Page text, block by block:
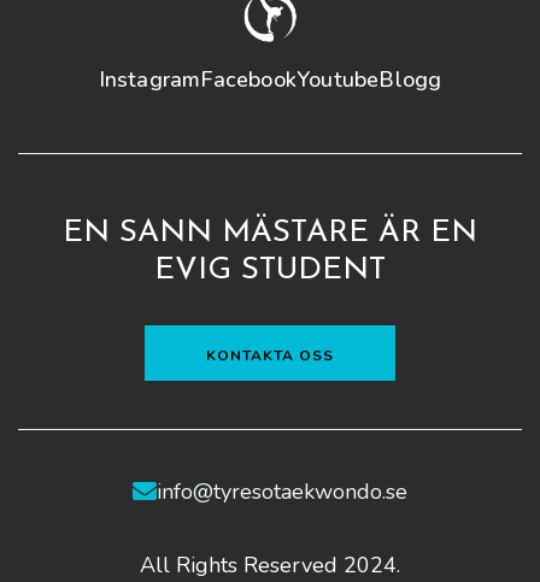
InstagramFacebookYoutubeBlogg
EN SANN MÄSTARE ÄR EN
EVIG STUDENT
KONTAKTA OSS
All Rights Reserved 2024.
info@tyresotaekwondo.se